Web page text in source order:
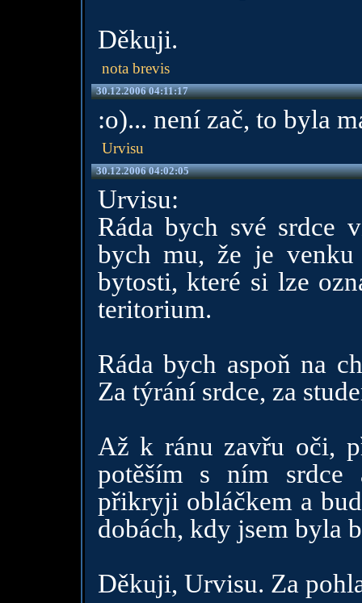
Děkuji.
nota brevis
30.12.2006 04:11:17
:o)... není zač, to byla
Urvisu
30.12.2006 04:02:05
Urvisu:
Ráda bych své srdce
bych mu, že je
bytosti, které si lze
teritorium.
Ráda bych aspoň na
Za týrání srdce, za
Až k ránu zavřu oči,
potěším s ním srdce
přikryji obláčkem a
dobách, kdy jsem byla
Děkuji, Urvisu. Za